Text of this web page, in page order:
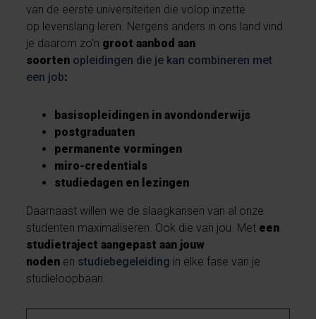
van de eerste universiteiten die volop inzette
op levenslang leren. Nergens anders in ons land vind
je daarom zo’n groot aanbod aan
soorten opleidingen die je kan combineren met
een job:
basisopleidingen in avondonderwijs
postgraduaten
permanente vormingen
miro-credentials
studiedagen en lezingen
Daarnaast willen we de slaagkansen van al onze
studenten maximaliseren. Ook die van jou. Met een
studietraject aangepast aan jouw
noden en studiebegeleiding in elke fase van je
studieloopbaan.